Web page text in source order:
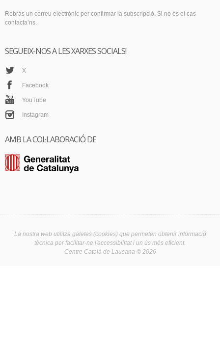
Rebràs un correu electrònic per confirmar la subscripció. Si no és el cas
contacta’ns.
SEGUEIX-NOS A LES XARXES SOCIALS!
X
Facebook
YouTube
Instagram
AMB LA COL·LABORACIÓ DE
La nostra web utilitza galetes (cookies) que permeten obtenir informació
tècnica per facilitar-ne l'accessibilitat i un ús més eficient.
Centre Català de Lausana © 2026